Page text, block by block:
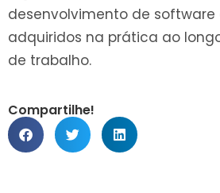
desenvolvimento de software
adquiridos na prática ao
de trabalho.
Compartilhe!